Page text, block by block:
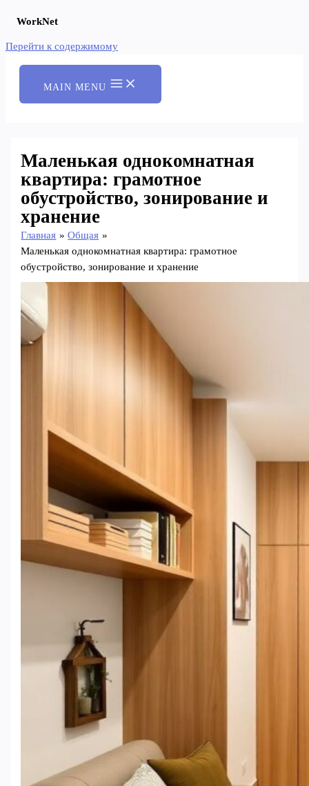
WorkNet
Перейти к содержимому
MAIN MENU
Маленькая однокомнатная
квартира: грамотное
обустройство, зонирование и
хранение
Главная
Общая
Маленькая однокомнатная квартира: грамотное
обустройство, зонирование и хранение